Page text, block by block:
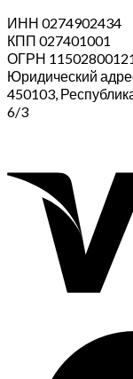
ИНН 0274902434
КПП 027401001
ОГРН
Юридический
450103,
6/3